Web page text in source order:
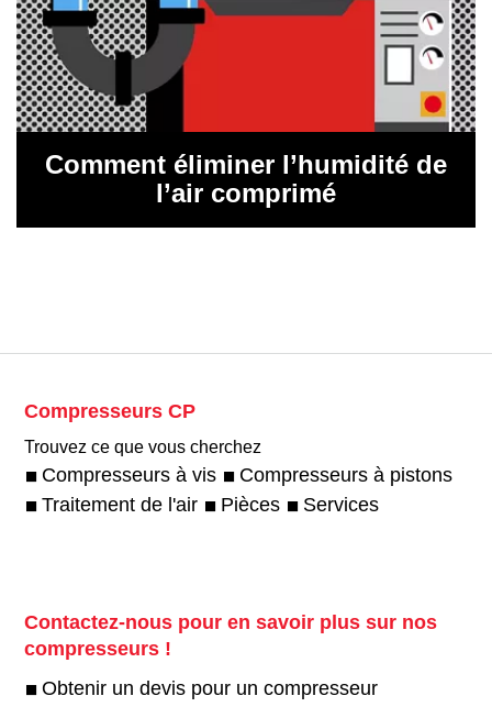
Comment éliminer l’humidité de
l’air comprimé
Compresseurs CP
Trouvez ce que vous cherchez
Compresseurs à vis
Compresseurs à pistons
Traitement de l'air
Pièces Services
Contactez-nous pour en savoir plus sur nos
compresseurs !
Obtenir un devis pour un compresseur